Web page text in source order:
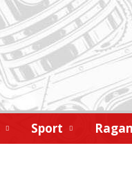
Sport